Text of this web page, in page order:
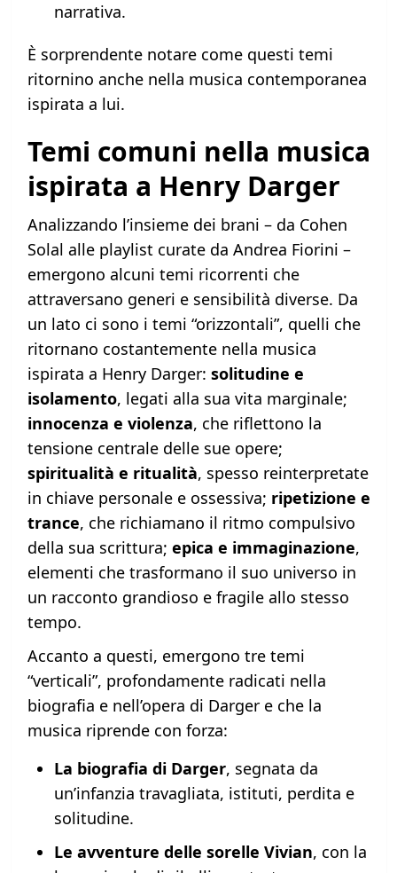
narrativa.
È sorprendente notare come questi temi
ritornino anche nella musica contemporanea
ispirata a lui.
Temi comuni nella musica
ispirata a Henry Darger
Analizzando l’insieme dei brani – da Cohen
Solal alle playlist curate da Andrea Fiorini –
emergono alcuni temi ricorrenti che
attraversano generi e sensibilità diverse. Da
un lato ci sono i temi “orizzontali”, quelli che
ritornano costantemente nella musica
ispirata a Henry Darger: solitudine e
isolamento, legati alla sua vita marginale;
innocenza e violenza, che riflettono la
tensione centrale delle sue opere;
spiritualità e ritualità, spesso reinterpretate
in chiave personale e ossessiva; ripetizione e
trance, che richiamano il ritmo compulsivo
della sua scrittura; epica e immaginazione,
elementi che trasformano il suo universo in
un racconto grandioso e fragile allo stesso
tempo.
Accanto a questi, emergono tre temi
“verticali”, profondamente radicati nella
biografia e nell’opera di Darger e che la
musica riprende con forza:
La biografia di Darger, segnata da
un’infanzia travagliata, istituti, perdita e
solitudine.
Le avventure delle sorelle Vivian, con la